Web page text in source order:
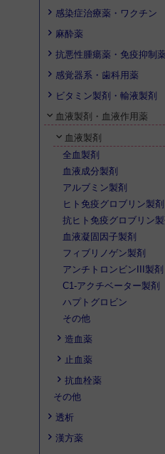
感染症治療薬・ワクチン
麻酔薬
抗悪性腫瘍薬・免疫抑制薬
感覚器系・歯科用薬
ビタミン製剤・輸液製剤
血液製剤・血液作用薬
血液製剤
全血製剤
血液成分製剤
アルブミン製剤
ヒト免疫グロブリン製剤
抗ヒト免疫グロブリン製
血液凝固因子製剤
フィブリノゲン製剤
アンチトロンビンIII製剤
C1-アクチベーター製剤
ハプトグロビン
その他
造血薬
止血薬
抗血栓薬
その他
透析
漢方薬